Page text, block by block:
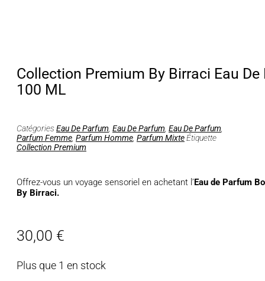
Collection Premium By Birraci Eau
100 ML
CatégoriesEau De Parfum Eau De Parfum Eau De Parfum
Parfum Femme Parfum Homme Parfum MixteÉtiquette
Collection Premium
Offrez-vous un voyage sensoriel en achetant l’Eau de Parfum
By Birraci.
30,00 €
Plus que 1 en stock